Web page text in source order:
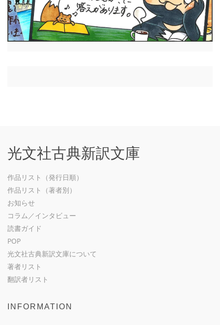
光文社古典新訳文庫
作品リスト（発行日順）
作品リスト（著者別）
お知らせ
コラム／インタビュー
読書ガイド
POP
光文社古典新訳文庫について
著者リスト
翻訳者リスト
INFORMATION